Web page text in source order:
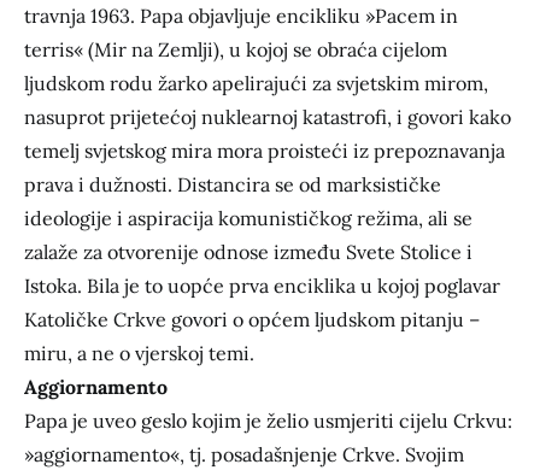
travnja 1963. Papa objavljuje encikliku »Pacem in
terris« (Mir na Zemlji), u kojoj se obraća cijelom
ljudskom rodu žarko apelirajući za svjetskim mirom,
nasuprot prijetećoj nuklearnoj katastrofi, i govori kako
temelj svjetskog mira mora proisteći iz prepoznavanja
prava i dužnosti. Distancira se od marksističke
ideologije i aspiracija komunističkog režima, ali se
zalaže za otvorenije odnose između Svete Stolice i
Istoka. Bila je to uopće prva enciklika u kojoj poglavar
Katoličke Crkve govori o općem ljudskom pitanju –
miru, a ne o vjerskoj temi.
Aggiornamento
Papa je uveo geslo kojim je želio usmjeriti cijelu Crkvu:
»aggiornamento«, tj. posadašnjenje Crkve. Svojim